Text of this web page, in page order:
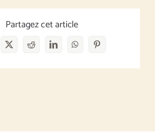
Partagez cet article
X RedditLinkedInWhatsAppPinterest